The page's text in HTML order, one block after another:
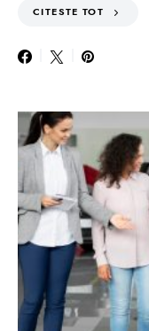
CITESTE TOT